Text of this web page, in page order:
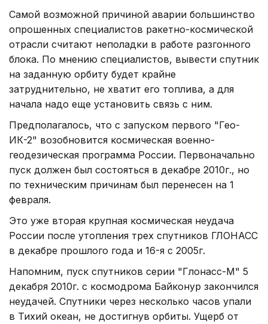
Самой возможной причиной аварии большинство
опрошенных специалистов ракетно-космической
отрасли считают неполадки в работе разгонного
блока. По мнению специалистов, вывести спутник
на заданную орбиту будет крайне
затруднительно, не хватит его топлива, а для
начала надо еще установить связь с ним.
Предполагалось, что с запуском первого "Гео-
ИК-2" возобновится космическая военно-
геодезическая программа России. Первоначально
пуск должен был состояться в декабре 2010г., но
по техническим причинам был перенесен на 1
февраля.
Это уже вторая крупная космическая неудача
России после утопления трех спутников ГЛОНАСС
в декабре прошлого года и 16-я с 2005г.
Напомним, пуск спутников серии "Глонасс-М" 5
декабря 2010г. с космодрома Байконур закончился
неудачей. Спутники через несколько часов упали
в Тихий океан, не достигнув орбиты. Ущерб от